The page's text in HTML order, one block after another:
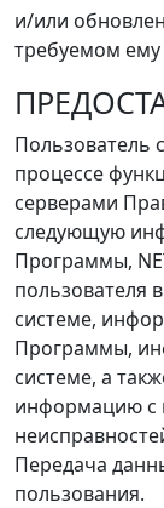
и/или
требуемом ему
Пользователь
процессе
серверами
следующую
Программы,
пользователя
системе,
Программы,
системе, а
информацию с
Передача
пользования.